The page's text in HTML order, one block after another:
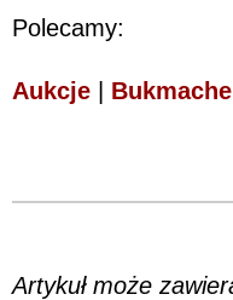
Polecamy:
Aukcje
Artykuł może